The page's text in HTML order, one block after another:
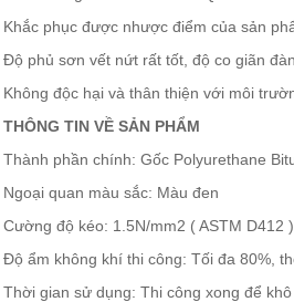
Khắc phục được nhược điểm của sản
Độ phủ sơn vết nứt rất tốt, độ co giãn
Không độc hại và thân thiện với môi
THÔNG TIN VỀ SẢN PHẨM
Thành phần chính: Gốc Polyurethane
Ngoại quan màu sắc: Màu đen
Cường độ kéo: 1.5N/mm2 ( ASTM D412
Độ ẩm không khí thi công: Tối đa 80%,
Thời gian sử dụng: Thi công xong để